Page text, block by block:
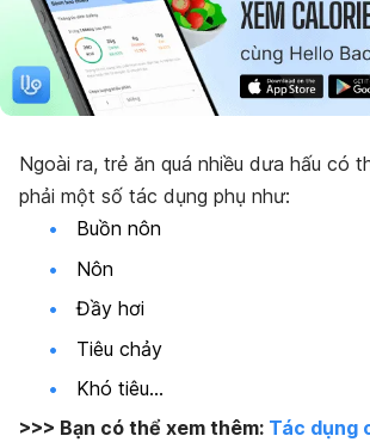
Ngoài ra, trẻ ăn quá nhiều dưa hấu có
phải một số tác dụng phụ như:
Buồn nôn
Nôn
Đầy hơi
Tiêu chảy
Khó tiêu…
>>> Bạn có thể xem thêm: Tác dụng